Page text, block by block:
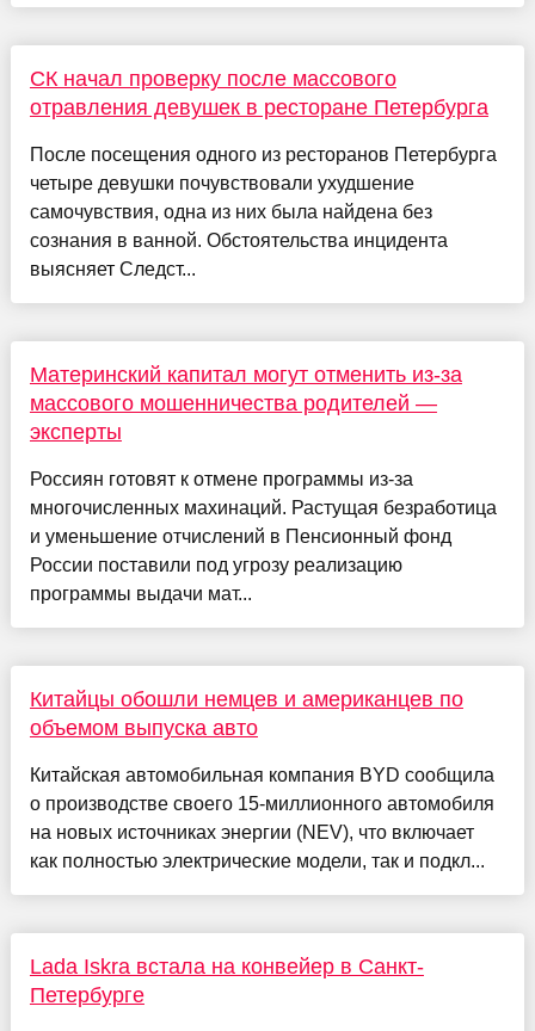
СК начал проверку после массового
отравления девушек в ресторане Петербурга
После посещения одного из ресторанов Петербурга
четыре девушки почувствовали ухудшение
самочувствия, одна из них была найдена без
сознания в ванной. Обстоятельства инцидента
выясняет Следст...
Материнский капитал могут отменить из-за
массового мошенничества родителей —
эксперты
Россиян готовят к отмене программы из-за
многочисленных махинаций. Растущая безработица
и уменьшение отчислений в Пенсионный фонд
России поставили под угрозу реализацию
программы выдачи мат...
Китайцы обошли немцев и американцев по
объемом выпуска авто
Китайская автомобильная компания BYD сообщила
о производстве своего 15-миллионного автомобиля
на новых источниках энергии (NEV), что включает
как полностью электрические модели, так и подкл...
Lada Iskra встала на конвейер в Санкт-
Петербурге